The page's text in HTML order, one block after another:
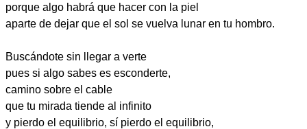
porque algo habrá que hacer con la piel
aparte de dejar que el sol se vuelva lunar en tu hombro.
Buscándote sin llegar a verte
pues si algo sabes es esconderte,
camino sobre el cable
que tu mirada tiende al infinito
y pierdo el equilibrio, sí pierdo el equilibrio,